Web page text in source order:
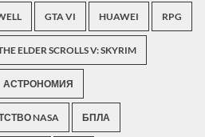
GTA VI HUAWEI RPG
ELDER SCROLLS V: SKYRIM
АСТРОНОМИЯ
NASA БПЛА